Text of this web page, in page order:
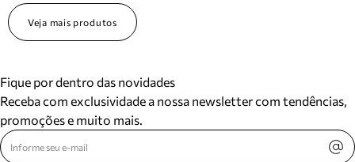
Veja mais produtos
Fique por dentro das novidades
Receba com exclusividade a nossa newsletter com tendências,
promoções e muito mais.